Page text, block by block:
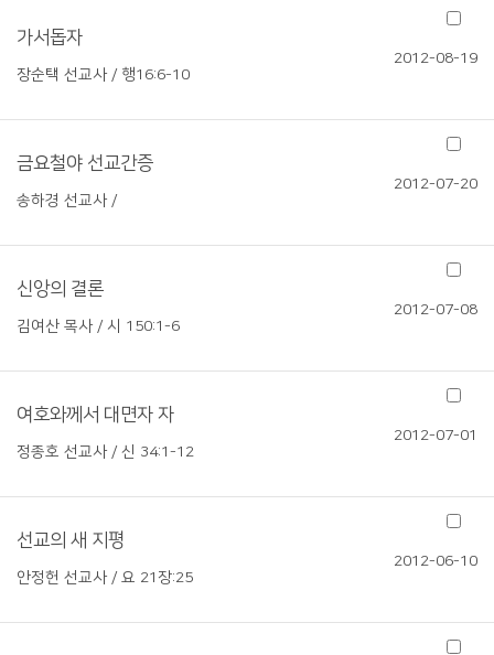
가서돕자
장순택 선교사 / 행16:6-10
2012-08-19
금요철야 선교간증
송하경 선교사 /
2012-07-20
신앙의 결론
김여산 목사 / 시 150:1-6
2012-07-08
여호와께서 대면자 자
정종호 선교사 / 신 34:1-12
2012-07-01
선교의 새 지평
안정헌 선교사 / 요 21장:25
2012-06-10